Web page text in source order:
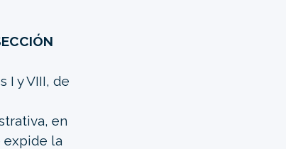
I y VIII, de
en
expide la